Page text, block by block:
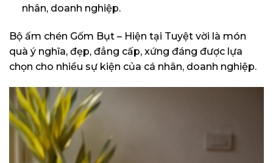
nhân, doanh nghiệp.
Bộ ấm chén Gốm Bụt – Hiện tại Tuyệt vời là món
quà ý nghĩa, đẹp, đẳng cấp, xứng đáng được lựa
chọn cho nhiều sự kiện của cá nhân, doanh nghiệp.